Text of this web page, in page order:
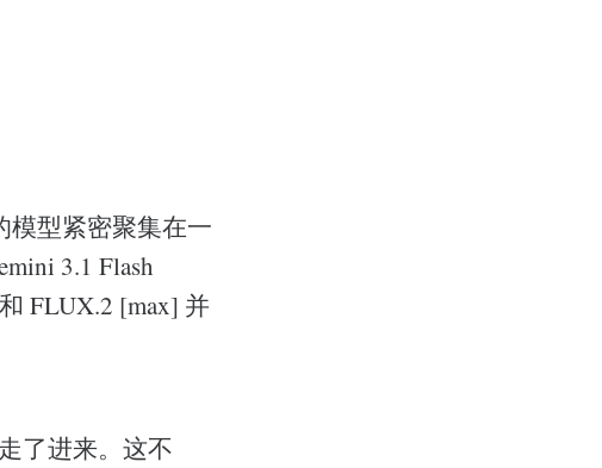
模型紧密聚集在一
3.1 Flash
FLUX.2 [max] 并
了进来。这不